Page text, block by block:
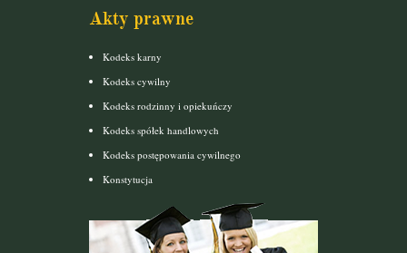
Akty prawne
Kodeks karny
Kodeks cywilny
Kodeks rodzinny i opiekuńczy
Kodeks spółek handlowych
Kodeks postępowania cywilnego
Konstytucja